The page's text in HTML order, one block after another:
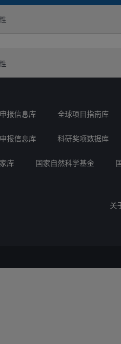
报信息库 全球项目指南库
报信息库 科研奖项数据库
库 国家自然科学基金
关